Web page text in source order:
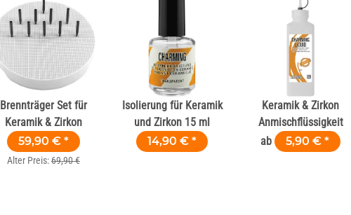
Brennträger Set für
Keramik & Zirkon
59,90 € *
Alter Preis:69,90 €
Isolierung für Keramik
und Zirkon 15 ml
14,90 € *
Keramik & Zirkon
Anmischflüssigkeit
ab
5,90 € *